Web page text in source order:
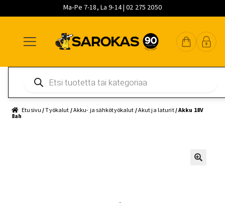
Ma-Pe 7-18, La 9-14 | 02 275 2050
navigointiin
sisältöön
pääsisältöön
search
Etusivu /Työkalut /Akku- ja sähkötyökalut /Akut ja laturit/ Akku 18V
8ah